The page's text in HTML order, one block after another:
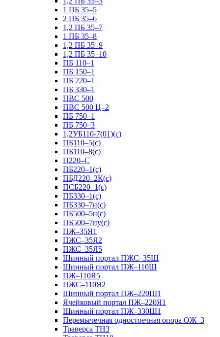
1 ПБ 35–5
2 ПБ 35–6
1,2 ПБ 35–7
1 ПБ 35–8
1,2 ПБ 35–9
1,2 ПБ 35–10
ПБ 110–1
ПБ 150–1
ПБ 220–1
ПБ 330–1
ПВС 500
ПВС 500 Ц–2
ПБ 750–1
ПБ 750–3
1,2УБ110-7(01)(с)
ПБ110–5(с)
ПБ110–8(с)
П220–С
ПБ220–1(с)
ПБД220–2К(с)
ПСБ220–1(с)
ПБ330–1(с)
ПБ330–7н(с)
ПБ500–5н(с)
ПБ500–7ну(с)
ПЖ–35Я1
ПЖС–35Я2
ПЖС–35Я5
Шинный портал ПЖС–35Ш
Шинный портал ПЖ–110Ш
ПЖ–110Я5
ПЖС–110Я2
Шинный портал ПЖ–220Ш1
Ячейковый портал ПЖ–220Я1
Шинный портал ПЖ–330Ш1
Перемычечная одностоечная опора ОЖ–3
Траверса ТН3